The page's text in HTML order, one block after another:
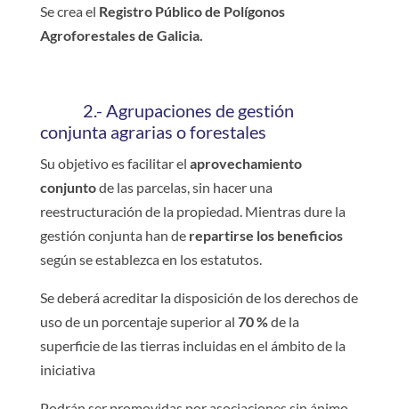
Se crea el Registro Público de Polígonos
Agroforestales de Galicia.
2.- Agrupaciones de gestión
conjunta agrarias o forestales
Su objetivo es facilitar el aprovechamiento
conjuntode las parcelas, sin hacer una
reestructuración de la propiedad. Mientras dure la
gestión conjunta han de repartirse los beneficios
según se establezca en los estatutos.
Se deberá acreditar la disposición de los derechos de
uso de un porcentaje superior al 70 %de la
superficie de las tierras incluidas en el ámbito de la
iniciativa